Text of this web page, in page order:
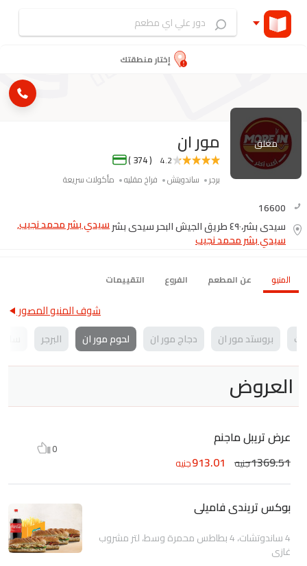
إختار منطقتك
مغلق مور ان
4.2
( 374 )
برجر ساندويتش فراخ مقليه مأكولات سريعة
16600
سيدى بشر،٤٩٠ طريق الجيش البحر سيدى بشر
سيدي بشر محمد نجيب,
سيدي بشر محمد نجيب
المنيو عن المطعم الفروع التقييمات
شوف المنيو المصور
بروستد مور ان دجاج مور ان لحوم مور ان البرجر
العروض
عرض تريبل ماجنم
1369.51جنيه 913.01جنيه
0
بوكس تريندى فاميلى
4 ساندوتشات، 4 بطاطس محمرة وسط، لتر مشروب
غازي